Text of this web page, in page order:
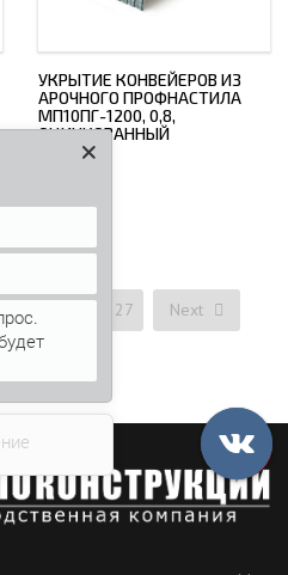
УКРЫТИЕ КОНВЕЙЕРОВ ИЗ
АРОЧНОГО ПРОФНАСТИЛА
МП10ПГ-1200, 0,8,
ОЦИНКОВАННЫЙ
25 27 Next